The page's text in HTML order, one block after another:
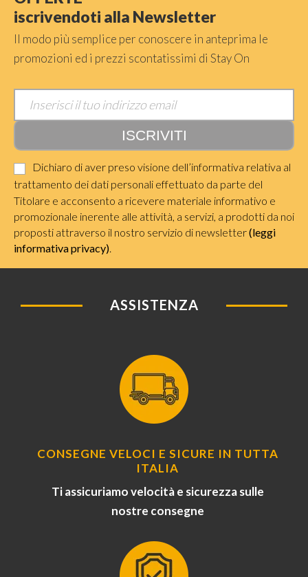
iscrivendoti alla Newsletter
Il modo più semplice per conoscere in anteprima le
promozioni ed i prezzi scontatissimi di Stay On
Dichiaro di aver preso visione dell’informativa relativa al
trattamento dei dati personali effettuato da parte del
Titolare e acconsento a ricevere materiale informativo e
promozionale inerente alle attività, a servizi, a prodotti da noi
proposti attraverso il nostro servizio di newsletter(leggi
informativa privacy).
ASSISTENZA
CONSEGNE VELOCI E SICURE IN TUTTA
ITALIA
Ti assicuriamo velocità e sicurezza sulle
nostre consegne